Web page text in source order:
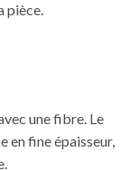
pièce.
une fibre. Le
en fine épaisseur,